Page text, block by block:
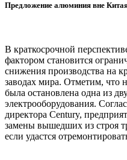
Предложение алюминия вне
В краткосрочной
фактором становится
снижения производства на
заводах мира. Отметим, что
была остановлена одна из
электрооборудования.
директора Century,
замены вышедших из строя
если удастся